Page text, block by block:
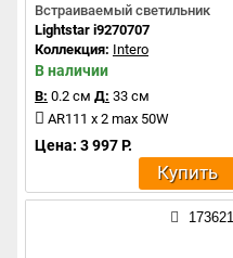
Встраиваемый светильник
Lightstar i9270707
Коллекция: Intero
В наличии
В: 0.2 см Д: 33 см
AR111 x 2 max 50W
Цена: 3 997 Р.
Купить
173621